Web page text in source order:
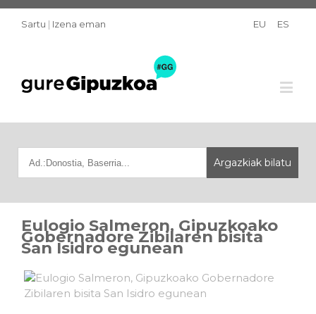
Sartu | Izena eman EU ES
Eulogio Salmeron, Gipuzkoako
Gobernadore Zibilaren bisita
San Isidro egunean